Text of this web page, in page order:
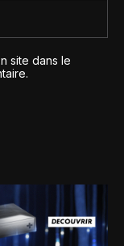
site dans le